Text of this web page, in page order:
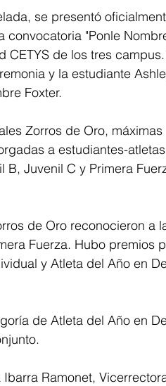
se presentó
"Ponle
CETYS de los tres
y la estudiante
Foxter.
Zorros de Oro, máximas
a estudiantes-
Juvenil C y Primera
de Oro reconocieron a
Fuerza. Hubo premios
y Atleta del Año en
de Atleta del Año en
Ramonet,